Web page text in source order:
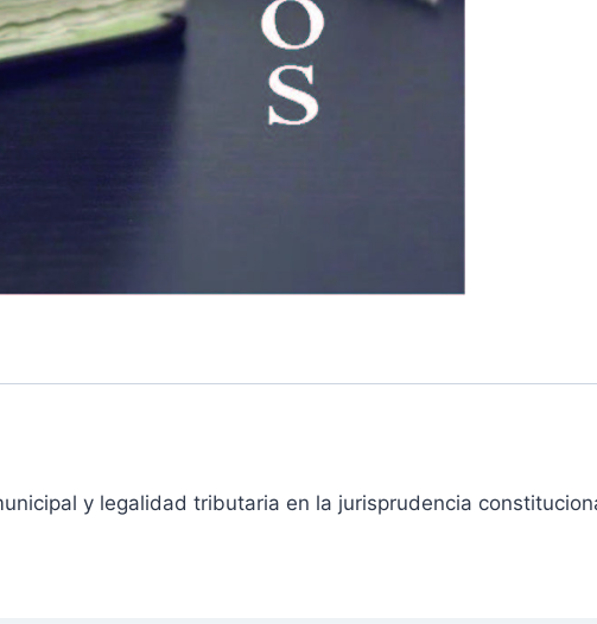
y legalidad tributaria en la jurisprudencia